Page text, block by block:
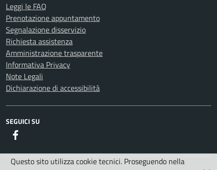
Leggi le FAQ
Prenotazione appuntamento
Segnalazione disservizio
Richiesta assistenza
Amministrazione trasparente
Informativa Privacy
Note Legali
Dichiarazione di accessibilità
SEGUICI SU
Questo sito utilizza cookie tecnici. Proseguendo nella